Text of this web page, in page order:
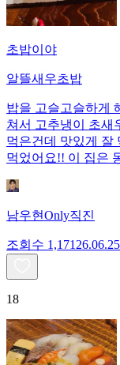
초밥이야
알뜰새우초밥
밥을 고슬고슬하게
쳐서 고추냉이 초새
먹은건데 맛있게 잘
먹었어요!! 이 집은
남우현Only직진
조회수 1,171 26.06.25
18